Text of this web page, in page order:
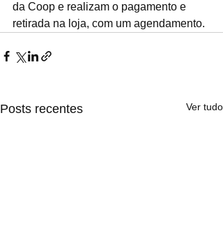
da Coop e realizam o pagamento e
retirada na loja, com um agendamento.
Posts recentes Ver tudo